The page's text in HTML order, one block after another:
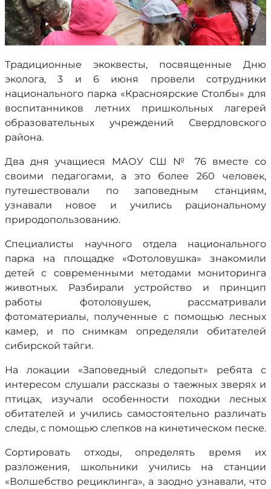
Традиционные экоквесты, посвященные Дню
эколога, 3 и 6 июня провели сотрудники
национального парка «Красноярские Столбы» для
воспитанников летних пришкольных лагерей
образовательных учреждений Свердловского
района.
Два дня учащиеся МАОУ СШ № 76 вместе со
своими педагогами, а это более 260 человек,
путешествовали по заповедным станциям,
узнавали новое и учились рациональному
природопользованию.
Специалисты научного отдела национального
парка на площадке «Фотоловушка» знакомили
детей с современными методами мониторинга
животных. Разбирали устройство и принцип
работы фотоловушек, рассматривали
фотоматериалы, полученные с помощью лесных
камер, и по снимкам определяли обитателей
сибирской тайги.
На локации «Заповедный следопыт» ребята с
интересом слушали рассказы о таежных зверях и
птицах, изучали особенности походки лесных
обитателей и учились самостоятельно различать
следы, с помощью слепков на кинетическом песке.
Сортировать отходы, определять время их
разложения, школьники учились на станции
«Волшебство рециклинга», а заодно узнавали, что